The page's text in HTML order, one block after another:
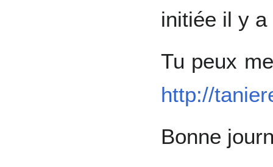
initiée il y
Tu peux
http://
Bonne